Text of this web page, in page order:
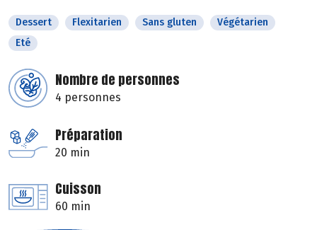
Dessert Flexitarien Sans gluten
Végétarien
Eté
Nombre de personnes
4 personnes
Préparation
20 min
Cuisson
60 min